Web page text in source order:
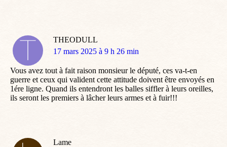
THEODULL
dit
17 mars 2025 à 9 h 26 min
Vous avez tout à fait raison monsieur le député, ces va-t-en
guerre et ceux qui valident cette attitude doivent être envoyés en
1ére ligne. Quand ils entendront les balles siffler à leurs oreilles,
ils seront les premiers à lâcher leurs armes et à fuir!!!
Lame